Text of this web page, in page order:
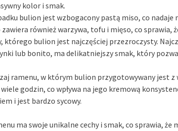
kolor i smak.
bulion jest wzbogacony pastą miso, co nadaje
również warzywa, tofu i mięso, co sprawia,
którego bulion jest najczęściej przezroczysty.
lub bonito, ma delikatniejszy smak, który
ramenu, w którym bulion przygotowywany jest z
godzin, co wpływa na jego kremową
i jest bardzo sycowy.
ma swoje unikalne cechy i smak, co sprawia, że